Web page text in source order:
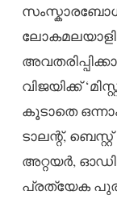
വിജയിക്ക്
കൂടാതെ ഒന്നാം
ടാലന്റ്,
അറ്റയർ,
പ്രത്യേക